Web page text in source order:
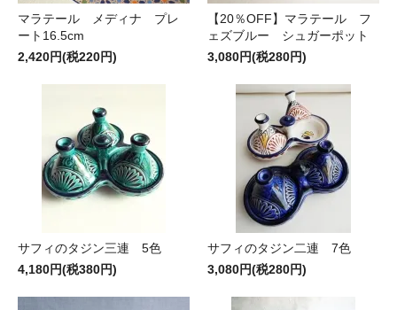
マラテール メディナ プレ
ート16.5cm
2,420円(税220円)
【20％OFF】マラテール フ
ェズブルー シュガーポット
3,080円(税280円)
サフィのタジン三連 5色
4,180円(税380円)
サフィのタジン二連 7色
3,080円(税280円)